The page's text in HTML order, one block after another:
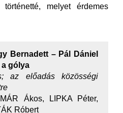
melyet érdemes
Bernadett – Pál Dániel
a gólya
az előadás közösségi
Ákos, LIPKA Péter,
Róbert